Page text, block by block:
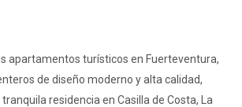
apartamentos turísticos en Fuerteventura,
de diseño moderno y alta calidad,
residencia en Casilla de Costa, La